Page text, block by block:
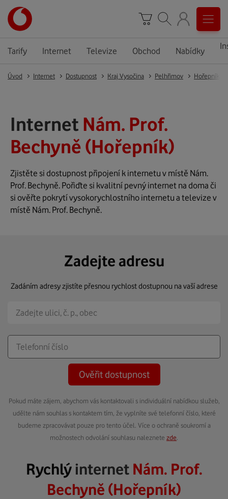
Tarify Internet Televize Obchod Nabídky
Úvod Internet Dostupnost Kraj Vysočina Pelhřimov Hořepník
Internet Nám. Prof.
Bechyně (Hořepník)
Zjistěte si dostupnost připojení k internetu v místě Nám.
Prof. Bechyně. Pořiďte si kvalitní pevný internet na doma či
si ověřte pokrytí vysokorychlostního internetu a televize v
místě Nám. Prof. Bechyně.
Zadejte adresu
Zadáním adresy zjistíte přesnou rychlost dostupnou na vaší adrese
Ověřit dostupnost
Pokud máte zájem, abychom vás kontaktovali s individuální nabídkou služeb,
udělte nám souhlas s kontaktem tím, že vyplníte své telefonní číslo, které
budeme zpracovávat pouze pro tento účel. Více o ochraně soukromí a
možnostech odvolání souhlasu naleznete zde
Rychlýinternet Nám. Prof.
Bechyně (Hořepník)